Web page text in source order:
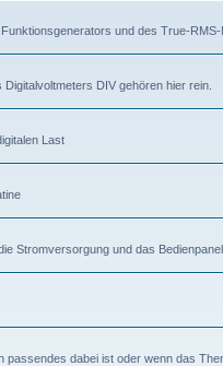
und des True-
DIV gehören hier rein.
Last
Stromversorgung und das
dabei ist oder wenn das